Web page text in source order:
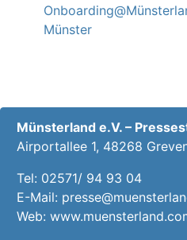
Münster
Münsterland e.V. –
Airportallee 1, 48268
Tel: 02571/ 94 93 04
E-Mail:
Web: